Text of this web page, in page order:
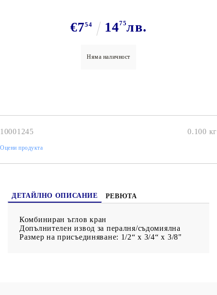
€754 1475лв.
Няма наличност
10001245 0.100 кг
Оцени продукта
ДЕТАЙЛНО ОПИСАНИЕ РЕВЮТА
Комбиниран ъглов кран
Допълнителен извод за пералня/съдомиялна
Размер на присъединяване: 1/2“ х 3/4“ х 3/8"